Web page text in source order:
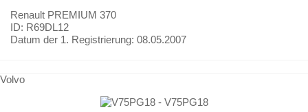
Renault PREMIUM 370
ID: R69DL12
Datum der 1. Registrierung: 08.05.2007
Volvo